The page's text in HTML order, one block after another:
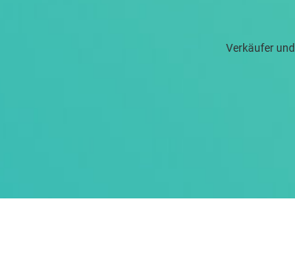
Verkäufer